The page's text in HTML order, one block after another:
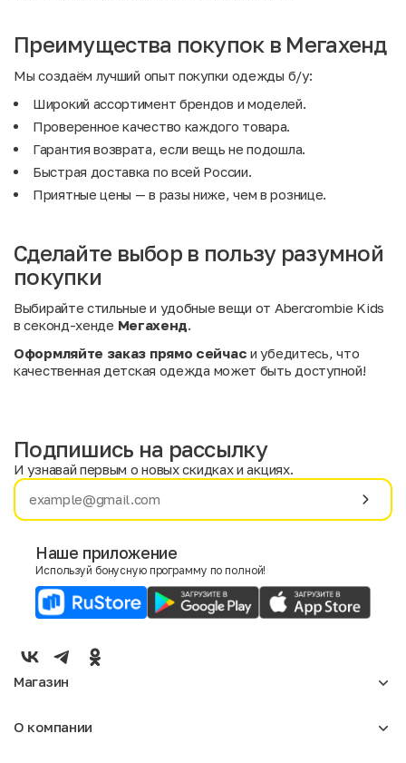
Преимущества покупок в Мегахенд
Мы создаём лучший опыт покупки одежды б/у:
Широкий ассортимент брендов и моделей.
Проверенное качество каждого товара.
Гарантия возврата, если вещь не подошла.
Быстрая доставка по всей России.
Приятные цены — в разы ниже, чем в рознице.
Сделайте выбор в пользу разумной
покупки
Выбирайте стильные и удобные вещи от Abercrombie Kids
в секонд-хенде Мегахенд
Оформляйте заказ прямо сейчас и убедитесь, что
качественная детская одежда может быть доступной!
Имя
E-mail
Мужской
Подпишись на рассылку
И узнавай первым о новых скидках и акциях.
Наше приложение
Используй бонусную программу по полной!
Магазин
Мужское
О компании